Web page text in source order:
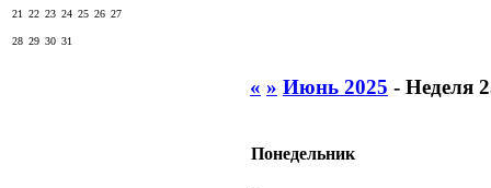
21 22 23 24 25 26 27
28 29 30 31
« » Июнь 2025 - Неделя
Понедельник